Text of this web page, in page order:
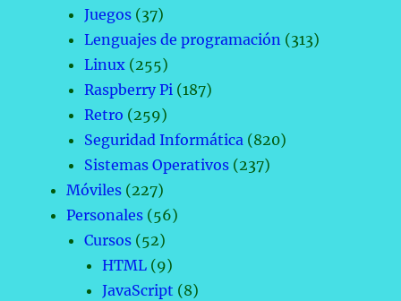
Juegos (37)
Lenguajes de programación (313)
Linux (255)
Raspberry Pi (187)
Retro (259)
Seguridad Informática (820)
Sistemas Operativos (237)
Móviles (227)
Personales (56)
Cursos (52)
HTML (9)
JavaScript (8)